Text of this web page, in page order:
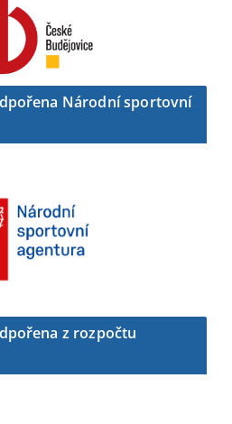
Národní sportovní
z rozpočtu